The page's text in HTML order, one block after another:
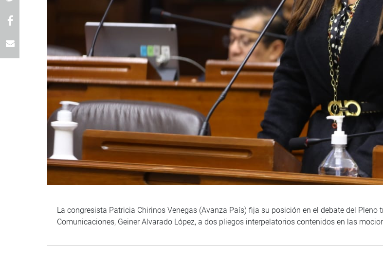
La congresista Patricia Chirinos Venegas (Avanza País) fija su posición en el debate del
Comunicaciones, Geiner Alvarado López, a dos pliegos interpelatorios contenidos en las